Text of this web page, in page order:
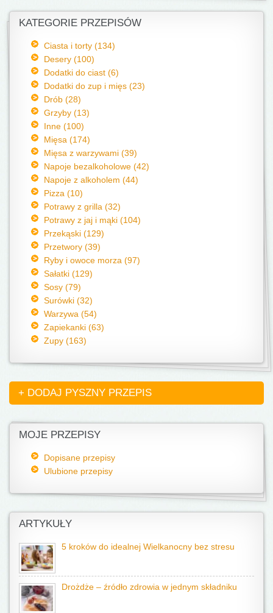
KATEGORIE PRZEPISÓW
Ciasta i torty (134)
Desery (100)
Dodatki do ciast (6)
Dodatki do zup i mięs (23)
Drób (28)
Grzyby (13)
Inne (100)
Mięsa (174)
Mięsa z warzywami (39)
Napoje bezalkoholowe (42)
Napoje z alkoholem (44)
Pizza (10)
Potrawy z grilla (32)
Potrawy z jaj i mąki (104)
Przekąski (129)
Przetwory (39)
Ryby i owoce morza (97)
Sałatki (129)
Sosy (79)
Surówki (32)
Warzywa (54)
Zapiekanki (63)
Zupy (163)
+ DODAJ PYSZNY PRZEPIS
MOJE PRZEPISY
Dopisane przepisy
Ulubione przepisy
ARTYKUŁY
5 kroków do idealnej Wielkanocny bez stresu
Drożdże – źródło zdrowia w jednym składniku